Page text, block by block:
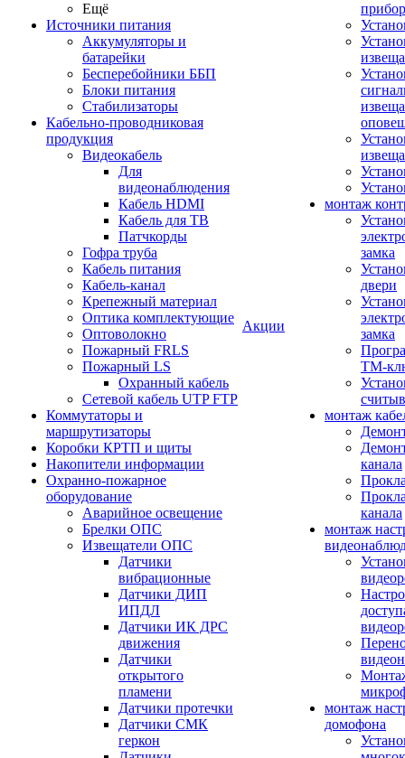
Ещё
Источники питания
Аккумуляторы и
батарейки
Бесперебойники ББП
Блоки питания
Стабилизаторы
Кабельно-проводниковая
продукция
Видеокабель
Для
видеонаблюдения
Кабель HDMI
Кабель для ТВ
Патчкорды
Гофра труба
Кабель питания
Кабель-канал
Крепежный материал
Оптика комплектующие
Оптоволокно
Пожарный FRLS
Пожарный LS
Охранный кабель
Сетевой кабель UTP FTP
Коммутаторы и
маршрутизаторы
Коробки КРТП и щиты
Накопители информации
Охранно-пожарное
оборудование
Аварийное освещение
Брелки ОПС
Извещатели ОПС
Датчики
вибрационные
Датчики ДИП
ИПДЛ
Датчики ИК ДРС
движения
Датчики
открытого
пламени
Датчики протечки
Датчики СМК
геркон
Акции
монтаж
замка
двери
замка
ТМ-
монтаж
канала
канала
монтаж
монтаж
домофона